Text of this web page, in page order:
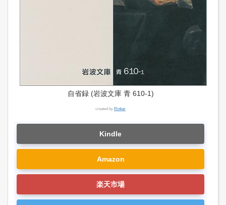
自省録 (岩波文庫 青 610-1)
created by Rinker
Kindle
Amazon
楽天市場